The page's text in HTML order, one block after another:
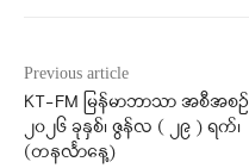
Previous article
KT-FM မြန်မာဘာသာ အစီအစဉ်
၂၀၂၆ ခုနှစ်၊ ဇွန်လ ( ၂၉ ) ရက်၊
(တနင်္လာနေ့)